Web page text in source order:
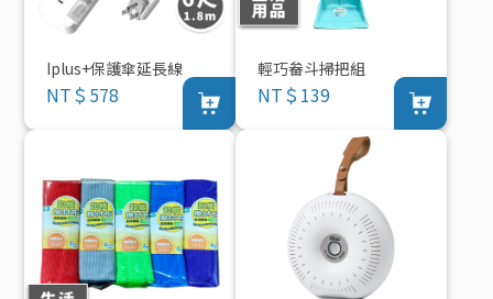
Iplus+保護傘延長線
NT＄578
輕巧畚斗掃把組
NT＄139